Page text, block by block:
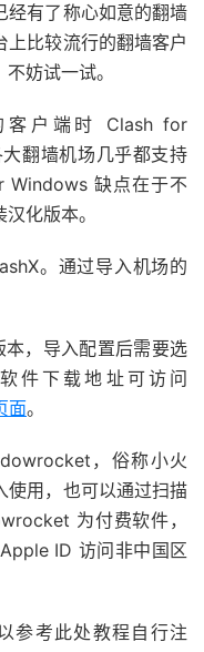
经有了称心如意的翻墙
上比较流行的翻墙客户
妨试一试。
客户端时 Clash for
翻墙机场几乎都支持
Windows 缺点在于不
化版本。
。通过导入机场的
，导入配置后需要选
件下载地址可访问
面。
，俗称小火
使用，也可以通过扫描
为付费软件，
ID 访问非中国区
参考此处教程自行注